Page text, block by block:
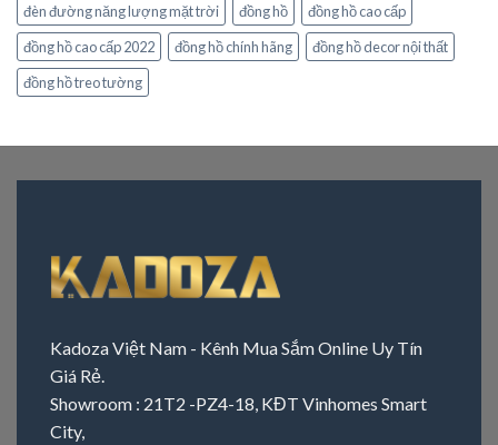
đèn đường năng lượng mặt trời
đồng hồ
đồng hồ cao cấp
đồng hồ cao cấp 2022
đồng hồ chính hãng
đồng hồ decor nội thất
đồng hồ treo tường
Kadoza Việt Nam - Kênh Mua Sắm Online Uy Tín
Giá Rẻ.
Showroom : 21T2 -PZ4-18, KĐT Vinhomes Smart
City,